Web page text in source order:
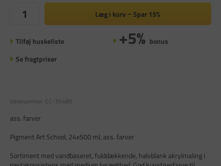
Læg i kurv Spar 15%
Tilføj huskeliste +5% bonus
Se fragtpriser
Varenummer: CC-35480
ass. farver
Pigment Art School, 24x500 ml, ass. farver
Sortiment med vandbaseret, fulddækkende, halvblank akrylmaling i